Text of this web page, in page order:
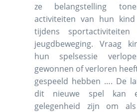
ze belangstelling
activiteiten van hun
tijdens
jeugdbeweging. Vraag
hun spelsessie
gewonnen of verloren
gespeeld hebben …. De
dit nieuwe spel kan
gelegenheid zijn om